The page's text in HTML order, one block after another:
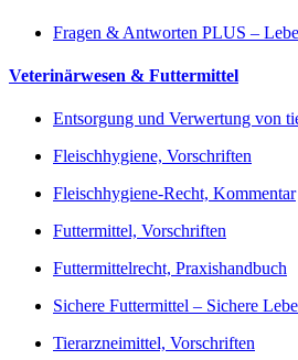
Fragen & Antworten PLUS –
Veterinärwesen & Futtermittel
Entsorgung und Verwertung von
Fleischhygiene, Vorschriften
Fleischhygiene-Recht, Kommentar
Futtermittel, Vorschriften
Futtermittelrecht, Praxishandbuch
Sichere Futtermittel – Sichere
Tierarzneimittel, Vorschriften